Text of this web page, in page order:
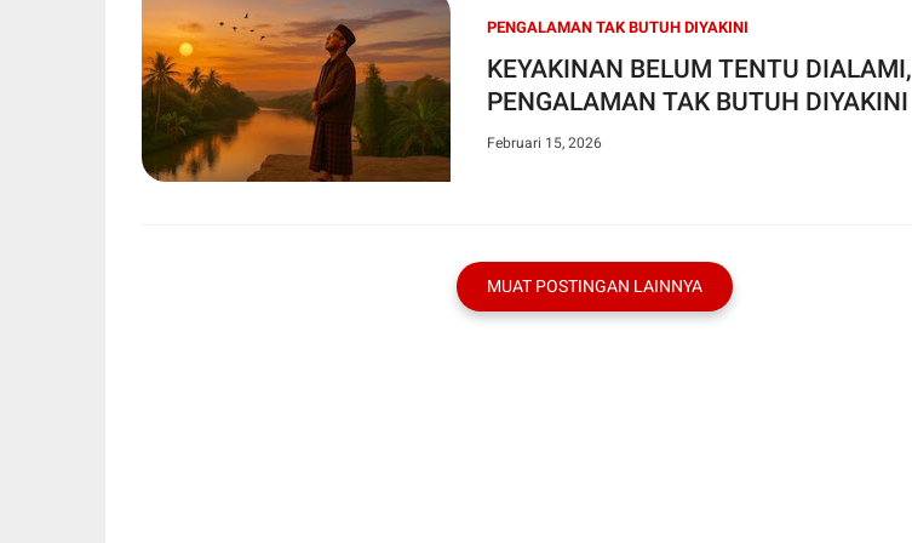
PENGALAMAN TAK BUTUH DIYAKINI
KEYAKINAN BELUM TENTU DIALAMI,
PENGALAMAN TAK BUTUH DIYAKINI
Februari 15, 2026
MUAT POSTINGAN LAINNYA